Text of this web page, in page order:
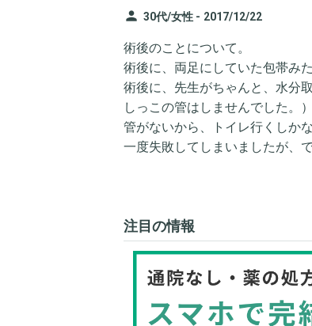
person 30代/女性 - 2017/12/22
術後のことについて。
術後に、両足にしていた包帯み
術後に、先生がちゃんと、水分
しっこの管はしませんでした。
管がないから、トイレ行くしか
一度失敗してしまいましたが、
注目の情報